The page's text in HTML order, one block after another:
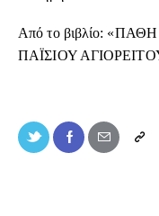
Από το βιβλίο:
ΠΑΪΣΙΟΥ